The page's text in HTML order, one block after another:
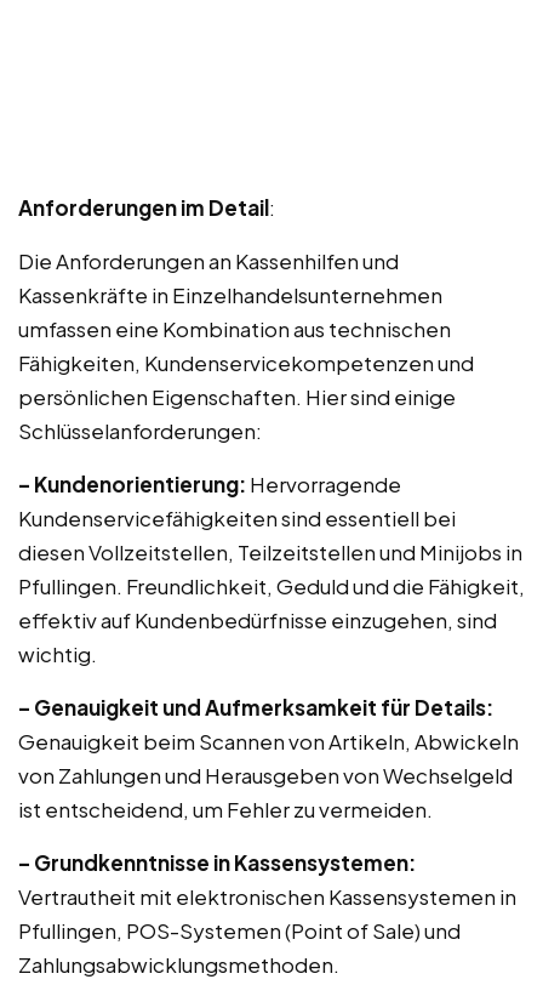
Anforderungen im Detail:
Die Anforderungen an Kassenhilfen und
Kassenkräfte in Einzelhandelsunternehmen
umfassen eine Kombination aus technischen
Fähigkeiten, Kundenservicekompetenzen und
persönlichen Eigenschaften. Hier sind einige
Schlüsselanforderungen:
– Kundenorientierung: Hervorragende
Kundenservicefähigkeiten sind essentiell bei
diesen Vollzeitstellen, Teilzeitstellen und Minijobs in
Pfullingen. Freundlichkeit, Geduld und die Fähigkeit,
effektiv auf Kundenbedürfnisse einzugehen, sind
wichtig.
– Genauigkeit und Aufmerksamkeit für Details:
Genauigkeit beim Scannen von Artikeln, Abwickeln
von Zahlungen und Herausgeben von Wechselgeld
ist entscheidend, um Fehler zu vermeiden.
– Grundkenntnisse in Kassensystemen:
Vertrautheit mit elektronischen Kassensystemen in
Pfullingen, POS-Systemen (Point of Sale) und
Zahlungsabwicklungsmethoden.